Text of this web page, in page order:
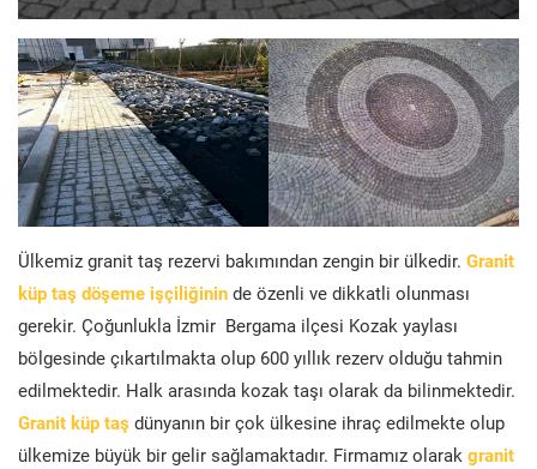
Ülkemiz granit taş rezervi bakımından zengin bir ülkedir. Granit
küp taş döşeme işçiliğinin de özenli ve dikkatli olunması
gerekir. Çoğunlukla İzmir Bergama ilçesi Kozak yaylası
bölgesinde çıkartılmakta olup 600 yıllık rezerv olduğu tahmin
edilmektedir. Halk arasında kozak taşı olarak da bilinmektedir.
Granit küp taş dünyanın bir çok ülkesine ihraç edilmekte olup
ülkemize büyük bir gelir sağlamaktadır. Firmamız olarak granit